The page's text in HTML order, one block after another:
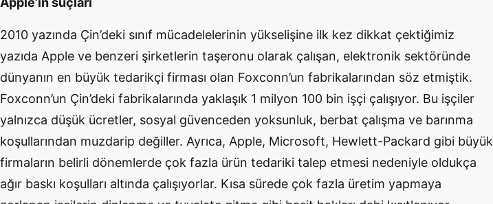
2010 yazında Çin’deki sınıf mücadelelerinin yükselişine ilk kez dikkat çektiğimiz
yazıda Apple ve benzeri şirketlerin taşeronu olarak çalışan, elektronik sektöründe
dünyanın en büyük tedarikçi firması olan Foxconn’un fabrikalarından söz etmiştik.
Foxconn’un Çin’deki fabrikalarında yaklaşık 1 milyon 100 bin işçi çalışıyor. Bu işçiler
yalnızca düşük ücretler, sosyal güvenceden yoksunluk, berbat çalışma ve barınma
koşullarından muzdarip değiller. Ayrıca, Apple, Microsoft, Hewlett-Packard gibi büyük
firmaların belirli dönemlerde çok fazla ürün tedariki talep etmesi nedeniyle oldukça
ağır baskı koşulları altında çalışıyorlar. Kısa sürede çok fazla üretim yapmaya